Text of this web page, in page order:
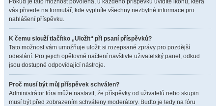
Pokud je tato možnost povolena, u každého příspěvku uvidíte ikonu, která
vás přivede na formulář, kde vyplníte všechny nezbytné informace pro
nahlášení příspěvku.
K čemu slouží tlačítko „Uložit“ při psaní příspěvků?
Tato možnost vám umožňuje uložit si rozepsané zprávy pro pozdější
odeslání. Pro jejich opětovné načtení navštivte uživatelský panel, odkud
jsou dostupné odpovídající nástroje.
Proč musí být můj příspěvek schválen?
Administrátor fóra může nastavit, že příspěvky od uživatelů nebo skupin
musí být před zobrazením schváleny moderátory. Buďto je tedy na fóru